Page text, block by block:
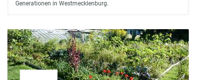
Generationen in Westmecklenburg.